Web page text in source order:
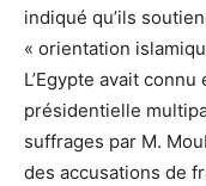
indiqué qu’ils
« orientation
L’Egypte avait
présidentielle
suffrages par M.
des accusations de